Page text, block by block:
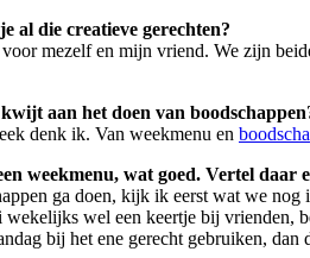
al die creatieve gerechten?
mezelf en mijn vriend. We zijn
aan het doen van
denk ik. Van weekmenu en
weekmenu, wat goed. Vertel daar
ga doen, kijk ik eerst wat we nog
wekelijks wel een keertje bij vrienden,
bij het ene gerecht gebruiken,